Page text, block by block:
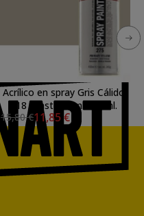
Acrílico en spray Gris Cálido
718 Amsterdam 400 ml.
15,80 €11,85 €